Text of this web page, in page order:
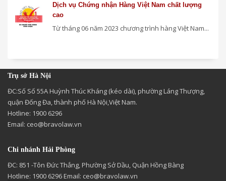
Dịch vụ Chứng nhận Hàng Việt Nam chất lượng
cao
Từ tháng 06 năm 2023 chương trình hàng Việt Nam...
Trụ sở Hà Nội
ĐC:Số Số 55A Huỳnh Thúc Kháng (kéo dài), phường Láng Thượng,
quận Đống Đa, thành phố Hà Nội,Việt Nam.
Hotline: 1900 6296
Email: ceo@bravolaw.vn
Chi nhánh Hải Phòng
ĐC: 851 -Tôn Đức Thắng, Phường Sở Dầu, Quận Hồng Bàng
Hotline: 1900 6296 Email: ceo@bravolaw.vn